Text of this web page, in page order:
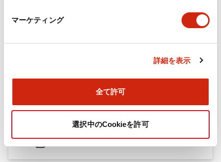
マーケティング
詳細を表示
全て許可
選択中のCookieを許可
版）（日本語）
TWSシリーズ コントロールユニット（2025年6月
.PDF1.30MB